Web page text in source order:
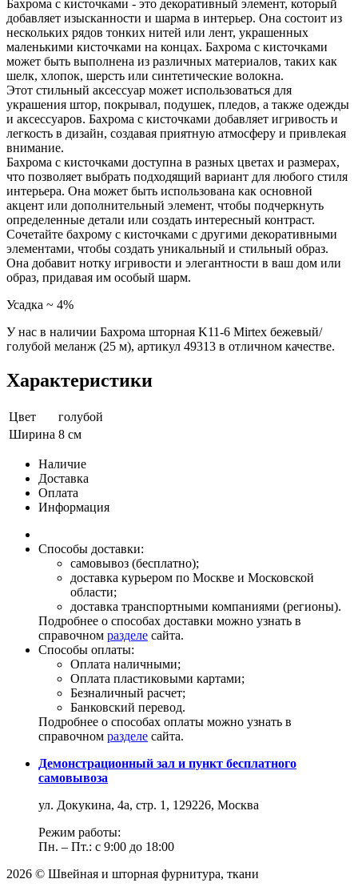
Бахрома с кисточками - это декоративный элемент, который
добавляет изысканности и шарма в интерьер. Она состоит из
нескольких рядов тонких нитей или лент, украшенных
маленькими кисточками на концах. Бахрома с кисточками
может быть выполнена из различных материалов, таких как
шелк, хлопок, шерсть или синтетические волокна.
Этот стильный аксессуар может использоваться для
украшения штор, покрывал, подушек, пледов, а также одежды
и аксессуаров. Бахрома с кисточками добавляет игривость и
легкость в дизайн, создавая приятную атмосферу и привлекая
внимание.
Бахрома с кисточками доступна в разных цветах и размерах,
что позволяет выбрать подходящий вариант для любого стиля
интерьера. Она может быть использована как основной
акцент или дополнительный элемент, чтобы подчеркнуть
определенные детали или создать интересный контраст.
Сочетайте бахрому с кисточками с другими декоративными
элементами, чтобы создать уникальный и стильный образ.
Она добавит нотку игривости и элегантности в ваш дом или
образ, придавая им особый шарм.
Усадка ~ 4%
У нас в наличии Бахрома шторная K11-6 Mirtex бежевый/
голубой меланж (25 м), артикул 49313 в отличном качестве.
Характеристики
Цвет
голубой
Ширина 8 см
Наличие
Доставка
Оплата
Информация
Способы доставки:
самовывоз (бесплатно);
доставка курьером по Москве и Московской
области;
доставка транспортными компаниями (регионы).
Подробнее о способах доставки можно узнать в
справочном разделе сайта.
Способы оплаты:
Оплата наличными;
Оплата пластиковыми картами;
Безналичный расчет;
Банковский перевод.
Подробнее о способах оплаты можно узнать в
справочном разделе сайта.
Демонстрационный зал и пункт бесплатного
самовывоза
ул. Докукина, 4а, стр. 1, 129226, Москва
Режим работы:
Пн. – Пт.: с 9:00 до 18:00
2026 © Швейная и шторная фурнитура, ткани